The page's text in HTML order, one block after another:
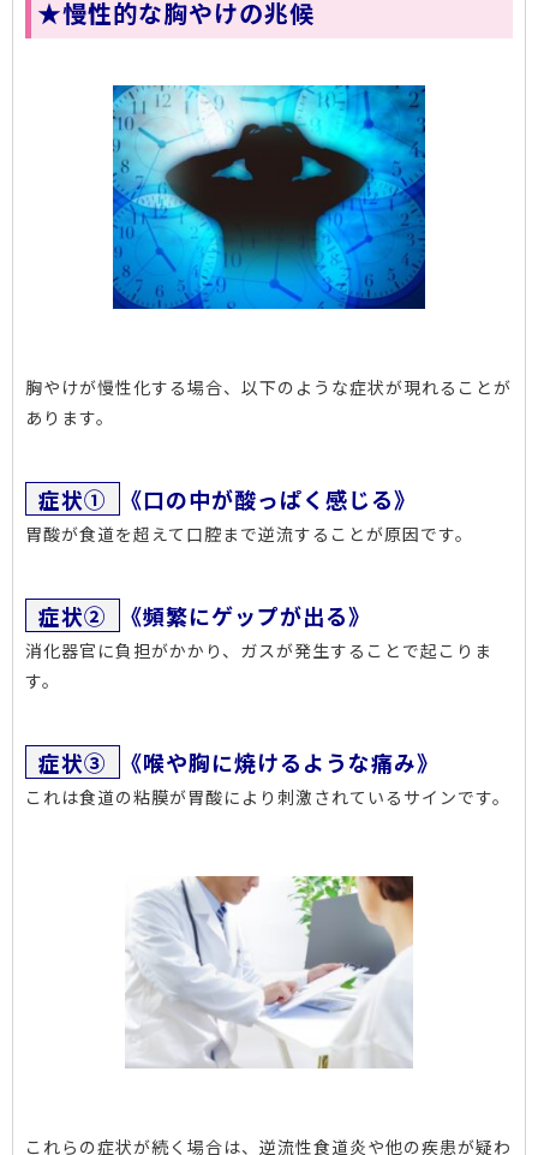
★慢性的な胸やけの兆候
胸やけが慢性化する場合、以下のような症状が現れることが
あります。
症状① 《口の中が酸っぱく感じる》
胃酸が食道を超えて口腔まで逆流することが原因です。
症状② 《頻繁にゲップが出る》
消化器官に負担がかかり、ガスが発生することで起こりま
す。
症状③ 《喉や胸に焼けるような痛み》
これは食道の粘膜が胃酸により刺激されているサインです。
これらの症状が続く場合は、逆流性食道炎や他の疾患が疑わ